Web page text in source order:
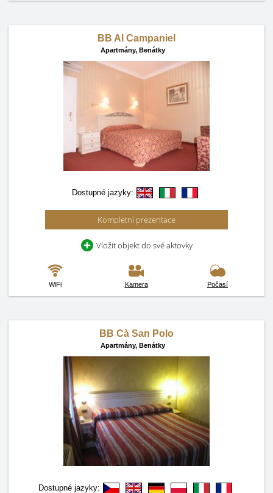
BB Al Campaniel
Apartmány, Benátky
Dostupné jazyky:
Kompletní prezentace
Vložit objekt do své aktovky
WiFi Kamera Počasí
BB Cà San Polo
Apartmány, Benátky
Dostupné jazyky: